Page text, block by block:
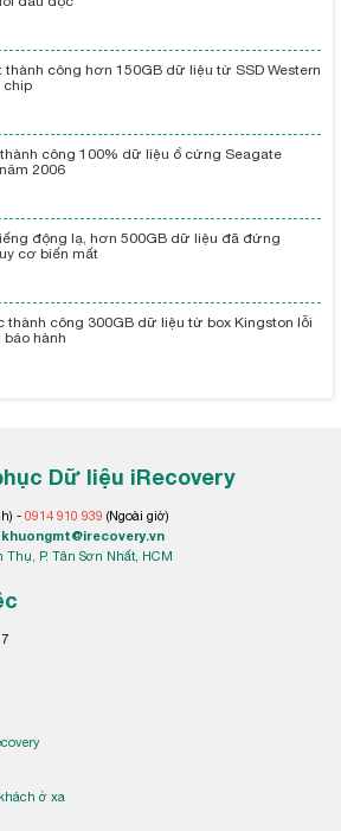
thành công hơn 150GB dữ liệu từ SSD Western
chip
công 100% dữ liệu ổ cứng Seagate
2006
động lạ, hơn 500GB dữ liệu đã đứng
cơ biến mất
thành công 300GB dữ liệu từ box Kingston lỗi
bảo hành
Dữ liệu iRecovery
- 0914 910 939 (Ngoài giờ)
khuongmt@irecovery.vn
Thụ, P. Tân Sơn Nhất, HCM
ở xa